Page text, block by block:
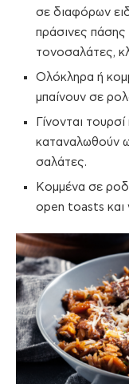
σε διαφόρων
πράσινες
τονοσαλάτες,
Ολόκληρα ή
μπαίνουν σε
Γίνονται
καταναλωθούν
σαλάτες.
Κομμένα σε
open toasts και